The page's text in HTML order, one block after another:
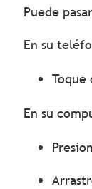
Puede
En su
Toque
En su